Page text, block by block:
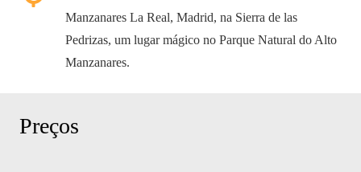
Manzanares La Real, Madrid, na Sierra de las
Pedrizas, um lugar mágico no Parque Natural do Alto
Manzanares.
Preços